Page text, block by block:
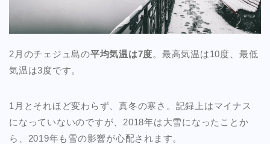
2月のチェジュ島の平均気温は7度。最高気温は10度、最低
気温は3度です。
1月とそれほど変わらず、真冬の寒さ。記録上はマイナス
になっていないのですが、2018年は大雪になったことか
ら、2019年も雪の影響が心配されます。